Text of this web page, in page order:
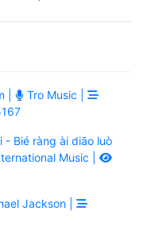
|
Tro Music |
Bié ràng ài diāo luò
Music |
Jackson |